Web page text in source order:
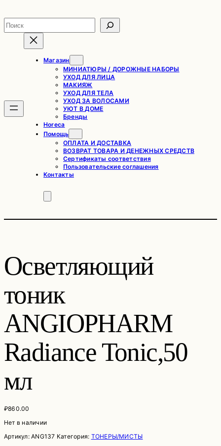
содержимому
Поиск
Магазин
МИНИАТЮРЫ / ДОРОЖНЫЕ НАБОРЫ
УХОД ДЛЯ ЛИЦА
МАКИЯЖ
УХОД ДЛЯ ТЕЛА
УХОД ЗА ВОЛОСАМИ
УЮТ В ДОМЕ
Бренды
Horeca
Помощь
ОПЛАТА И ДОСТАВКА
ВОЗВРАТ ТОВАРА И ДЕНЕЖНЫХ СРЕДСТВ
Сертификаты соответствия
Пользовательские соглашения
Контакты
Осветляющий
тоник
ANGIOPHARM
Radiance Tonic,50
мл
₽860.00
Нет в наличии
Артикул:ANG137 Категория: ТОНЕРЫ/МИСТЫ